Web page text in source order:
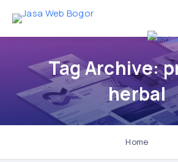
Tag Archive:
herbal
Home